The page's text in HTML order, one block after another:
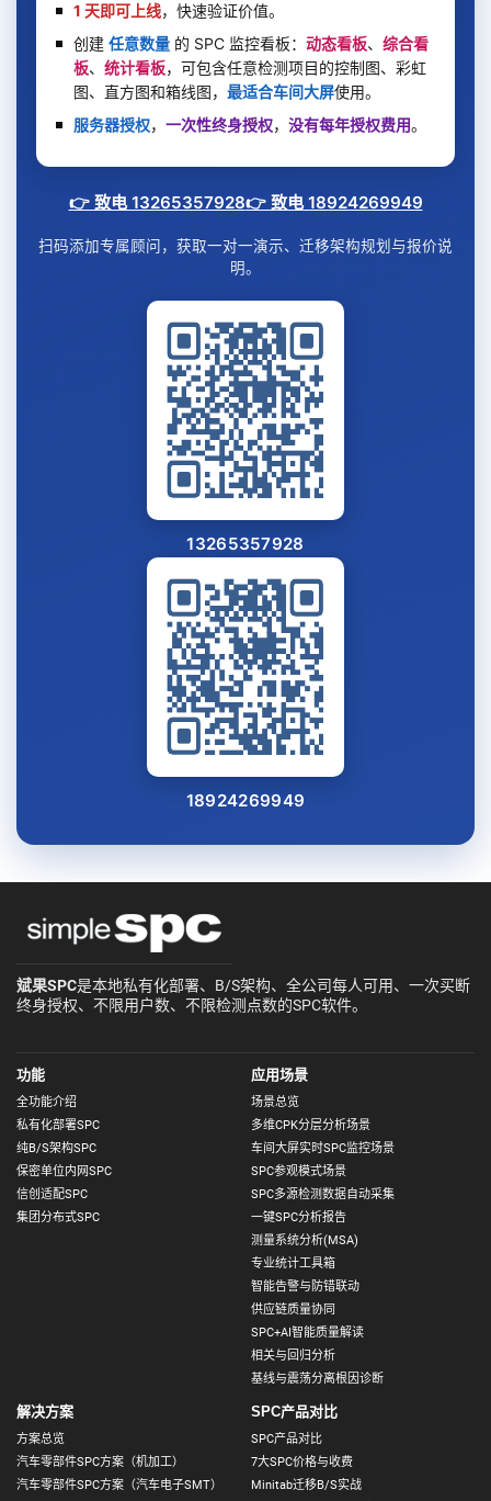
1 天即可上线，快速验证价值。
创建 任意数量的 SPC 监控看板： 动态看板、 综合看
板、 统计看板，可包含任意检测项目的控制图、彩虹
图、直方图和箱线图， 最适合车间大屏使用。
服务器授权， 一次性终身授权， 没有每年授权费用。
👉 致电 13265357928👉 致电 18924269949
扫码添加专属顾问，获取一对一演示、迁移架构规划与报价说
明。
13265357928
18924269949
斌果SPC是本地私有化部署、B/S架构、全公司每人可用、一次买断
终身授权、不限用户数、不限检测点数的SPC软件。
功能
全功能介绍
私有化部署SPC
纯B/S架构SPC
保密单位内网SPC
信创适配SPC
集团分布式SPC
应用场景
场景总览
多维CPK分层分析场景
车间大屏实时SPC监控场景
SPC参观模式场景
SPC多源检测数据自动采集
一键SPC分析报告
测量系统分析(MSA)
专业统计工具箱
智能告警与防错联动
供应链质量协同
SPC+AI智能质量解读
相关与回归分析
基线与震荡分离根因诊断
解决方案
方案总览
汽车零部件SPC方案（机加工）
汽车零部件SPC方案（汽车电子SMT）
SPC产品对比
SPC产品对比
7大SPC价格与收费
Minitab迁移B/S实战